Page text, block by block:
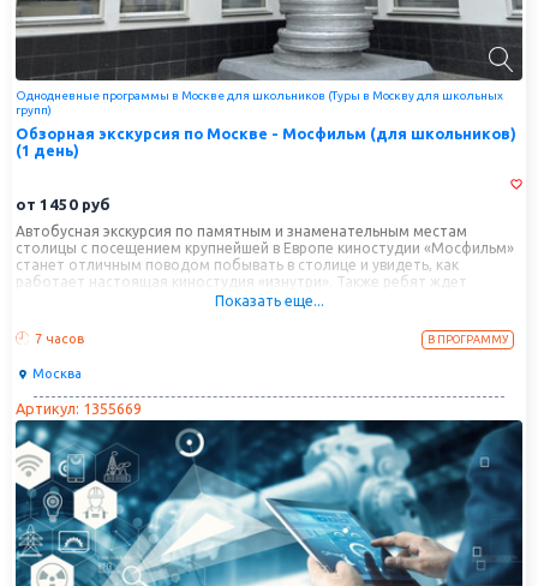
Однодневные программы в Москве для школьников (Туры в Москву для школьных
групп)
Обзорная экскурсия по Москве - Мосфильм (для школьников)
(1 день)
от 1450 руб
Автобусная экскурсия по памятным и знаменательным местам
столицы с посещением крупнейшей в Европе киностудии «Мосфильм»
станет отличным поводом побывать в столице и увидеть, как
работает настоящая киностудия «изнутри». Также ребят ждет
увлекательная прогулка от Воробьевых год до Красной площади,
этот город стал столицей неспроста!
Показать еще...
7 часов В ПРОГРАММУ
Москва
Артикул: 1355669